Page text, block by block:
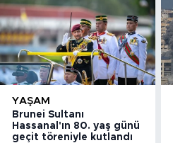
YAŞAM
Brunei Sultanı
Hassanal'ın 80. yaş günü
geçit töreniyle kutlandı